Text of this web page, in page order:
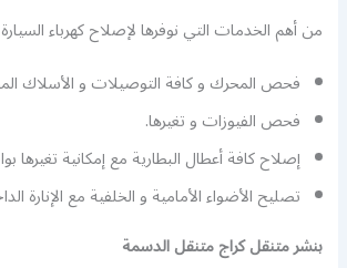
من أهم الخدمات التي نوفرها ﻹصلاح كهرباء
فحص المحرك و كافة التوصيلات و الأسلاك
فحص الفيوزات و تغيرها.
إصلاح كافة أعطال البطارية مع إمكانية تغيرها
تصليح الأضواء الأمامية و الخلفية مع الإنارة
بنشر متنقل كراج متنقل الدسمة